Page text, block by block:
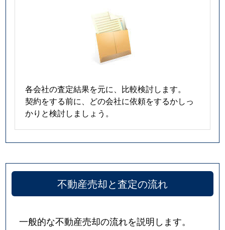
各会社の査定結果を元に、比較検討します。
契約をする前に、どの会社に依頼をするかしっ
かりと検討しましょう。
不動産売却と査定の流れ
一般的な不動産売却の流れを説明します。